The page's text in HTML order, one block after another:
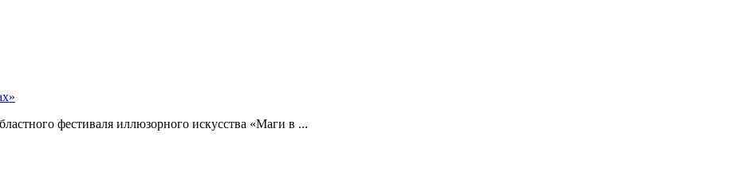
фестиваля иллюзорного искусства «Маги в ...